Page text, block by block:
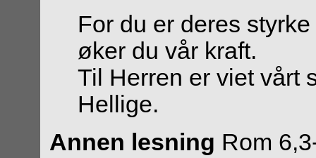
For du er deres
øker du vår kraft.
Til Herren er viet vårt
Hellige.
Annen lesning Rom